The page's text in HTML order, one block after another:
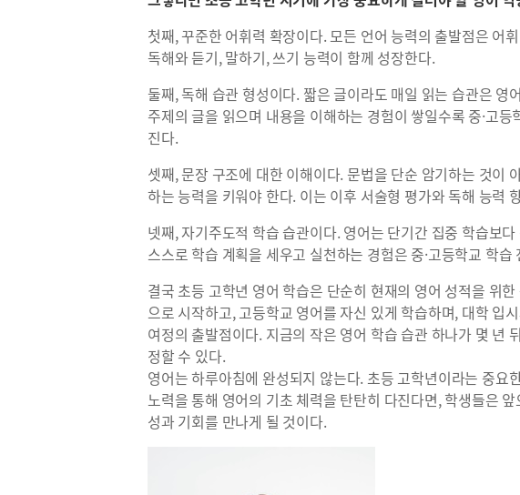
첫째, 꾸준한 어휘력 확장이다. 모든 언어 능력의 출발점은 어
독해와 듣기, 말하기, 쓰기 능력이 함께 성장한다.
둘째, 독해 습관 형성이다. 짧은 글이라도 매일 읽는 습관은 영
주제의 글을 읽으며 내용을 이해하는 경험이 쌓일수록 중·고
진다.
셋째, 문장 구조에 대한 이해이다. 문법을 단순 암기하는 것이
하는 능력을 키워야 한다. 이는 이후 서술형 평가와 독해 능력
넷째, 자기주도적 학습 습관이다. 영어는 단기간 집중 학습보
스스로 학습 계획을 세우고 실천하는 경험은 중·고등학교 학
결국 초등 고학년 영어 학습은 단순히 현재의 영어 성적을 위
으로 시작하고, 고등학교 영어를 자신 있게 학습하며, 대학 입
여정의 출발점이다. 지금의 작은 영어 학습 습관 하나가 몇 년
정할 수 있다.
영어는 하루아침에 완성되지 않는다. 초등 고학년이라는 중요
노력을 통해 영어의 기초 체력을 탄탄히 다진다면, 학생들은
성과 기회를 만나게 될 것이다.